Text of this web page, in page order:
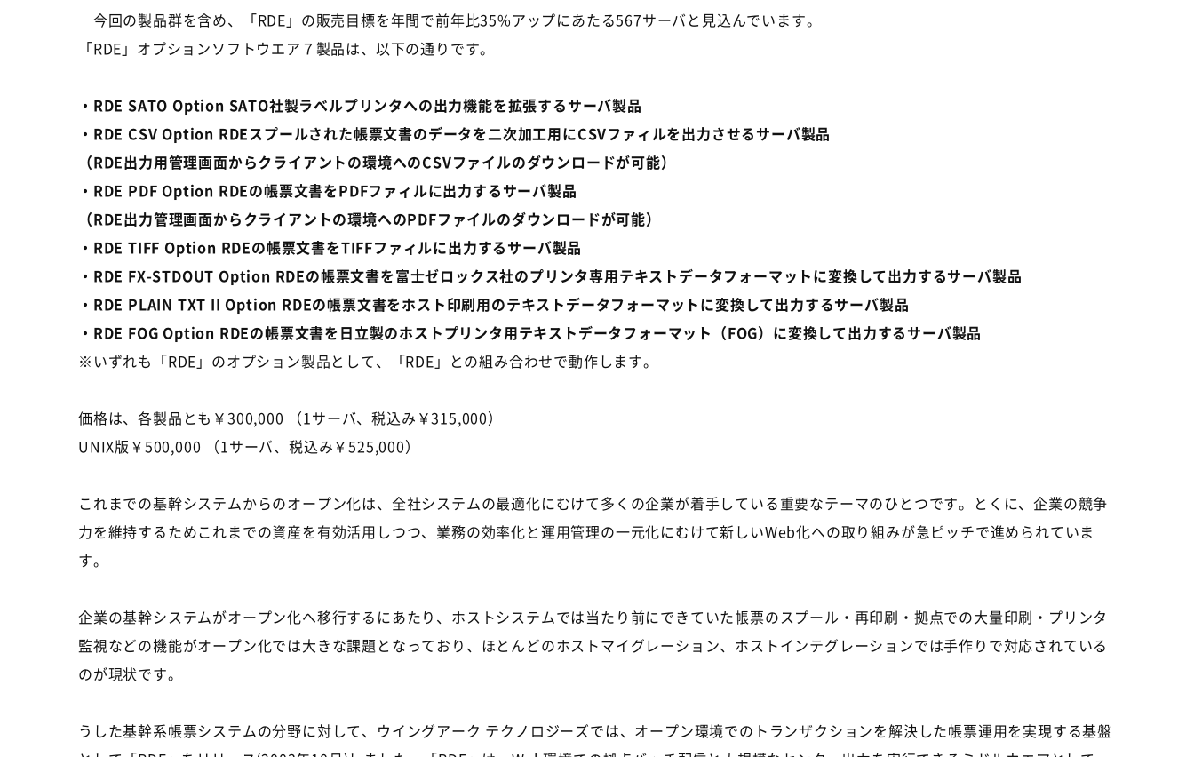
今回の製品群を含め、「RDE」の販売目標を年間で前年比35%アップにあたる567サーバと見込んでいます。
「RDE」オプションソフトウエア７製品は、以下の通りです。
・RDE SATO Option SATO社製ラベルプリンタへの出力機能を拡張するサーバ製品
・RDE CSV Option RDEスプールされた帳票文書のデータを二次加工用にCSVファィルを出力させるサーバ製品
（RDE出力用管理画面からクライアントの環境へのCSVファイルのダウンロードが可能）
・RDE PDF Option RDEの帳票文書をPDFファィルに出力するサーバ製品
（RDE出力管理画面からクライアントの環境へのPDFファイルのダウンロードが可能）
・RDE TIFF Option RDEの帳票文書をTIFFファィルに出力するサーバ製品
・RDE FX-STDOUT Option RDEの帳票文書を富士ゼロックス社のプリンタ専用テキストデータフォーマットに変換して出力するサーバ製品
・RDE PLAIN TXT II Option RDEの帳票文書をホスト印刷用のテキストデータフォーマットに変換して出力するサーバ製品
・RDE FOG Option RDEの帳票文書を日立製のホストプリンタ用テキストデータフォーマット（FOG）に変換して出力するサーバ製品
※いずれも「RDE」のオプション製品として、「RDE」との組み合わせで動作します。
価格は、各製品とも￥300,000 （1サーバ、税込み￥315,000）
UNIX版￥500,000 （1サーバ、税込み￥525,000）
これまでの基幹システムからのオープン化は、全社システムの最適化にむけて多くの企業が着手している重要なテーマのひとつです。とくに、企業の競争
力を維持するためこれまでの資産を有効活用しつつ、業務の効率化と運用管理の一元化にむけて新しいWeb化への取り組みが急ピッチで進められていま
す。
企業の基幹システムがオープン化へ移行するにあたり、ホストシステムでは当たり前にできていた帳票のスプール・再印刷・拠点での大量印刷・プリンタ
監視などの機能がオープン化では大きな課題となっており、ほとんどのホストマイグレーション、ホストインテグレーションでは手作りで対応されている
のが現状です。
うした基幹系帳票システムの分野に対して、ウイングアーク テクノロジーズでは、オープン環境でのトランザクションを解決した帳票運用を実現する基盤